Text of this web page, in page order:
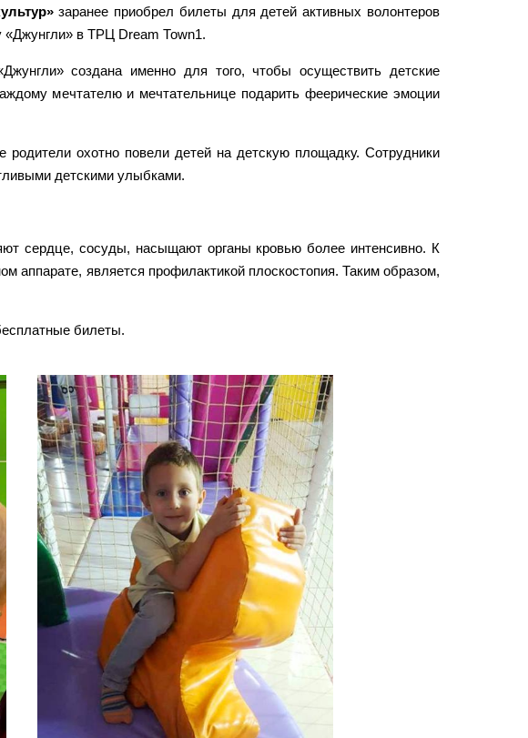
заранее приобрел билеты для детей активных волонтеров
в ТРЦ Dream Тоwn1.
создана именно для того, чтобы осуществить детские
мечтателю и мечтательнице подарить феерические эмоции
охотно повели детей на детскую площадку. Сотрудники
детскими улыбками.
сердце, сосуды, насыщают органы кровью более интенсивно. К
аппарате, является профилактикой плоскостопия. Таким образом,
билеты.